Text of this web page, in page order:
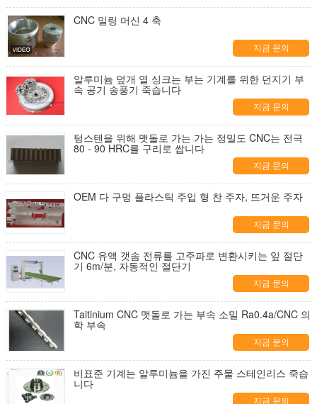
CNC 밀링 머신 4 축
지금 문의
알루미늄 덮개 열 싱크는 부는 기계를 위한 던지기 부
속 공기 송풍기 죽습니다
지금 문의
텅스텐을 위해 맷돌로 가는 가는 정밀도 CNC는 전극
80 - 90 HRC를 구리로 쌉니다
지금 문의
OEM 다 구멍 플라스틱 주입 형 찬 주자, 뜨거운 주자
지금 문의
CNC 유액 갯솜 전류를 고주파로 변환시키는 잎 절단
기 6m/분, 자동적인 절단기
지금 문의
Taitinium CNC 맷돌로 가는 부속 소밀 Ra0.4a/CNC 의
학 부속
지금 문의
비표준 기계는 알루미늄을 가진 주물 스테인리스 죽습
니다
지금 문의